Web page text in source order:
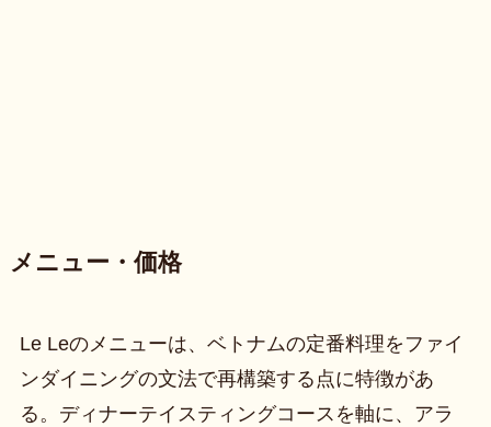
メニュー・価格
Le Leのメニューは、ベトナムの定番料理をファイ
ンダイニングの文法で再構築する点に特徴があ
る。ディナーテイスティングコースを軸に、アラ